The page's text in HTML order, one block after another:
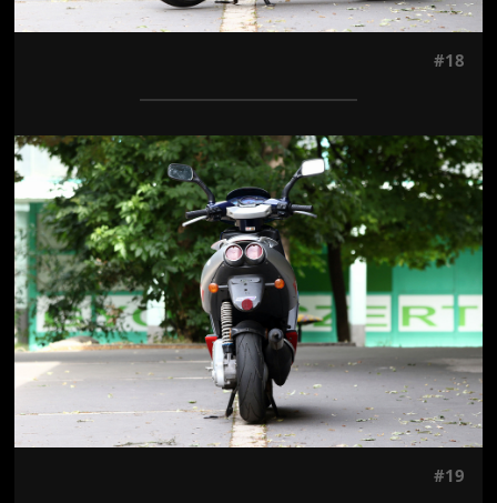
#18
Jön még kép!
#19